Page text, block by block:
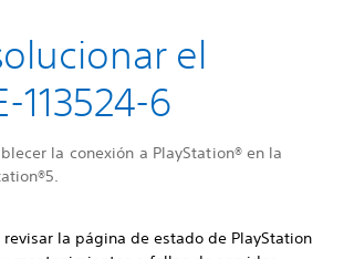
el
113524-6
la conexión a PlayStation® en la
la página de estado de PlayStation